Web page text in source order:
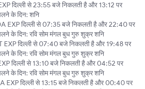
दिल्ली से 23:55 बजे निकलती है और 13:12 पर
के दिन: शनि
EXP दिल्ली से 07:35 बजे निकलती है और 22:40 पर
के दिन: रवि सोम मंगल बुध गुरु शुक्र शनि
दिल्ली से 07:40 बजे निकलती है और 19:48 पर
के दिन: रवि सोम मंगल बुध गुरु शुक्र शनि
दिल्ली से 13:10 बजे निकलती है और 04:52 पर
के दिन: रवि सोम मंगल बुध गुरु शुक्र शनि
EXP दिल्ली से 13:15 बजे निकलती है और 00:40 पर